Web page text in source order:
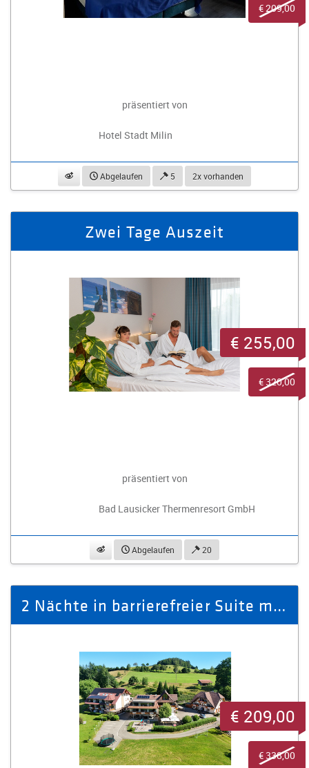
präsentiert von
Hotel Stadt Milin
beobachtenAbgelaufen 5 2x vorhanden
€ 209,00
Zwei Tage Auszeit
präsentiert von
Bad Lausicker Thermenresort GmbH
beobachtenAbgelaufen 20
€ 255,00
€ 320,00
2 Nächte in barrierefreier Suite mit Klimaanlage und großem Südbalkon
€ 209,00
€ 338,00